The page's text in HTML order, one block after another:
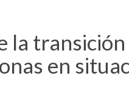
la
en